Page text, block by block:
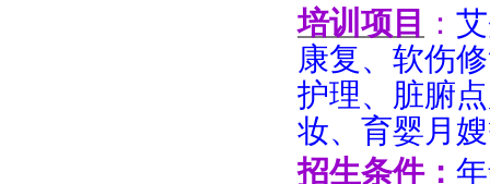
培训项目
：
康复、软伤
护理、脏腑
妆、育婴月
招生条件：